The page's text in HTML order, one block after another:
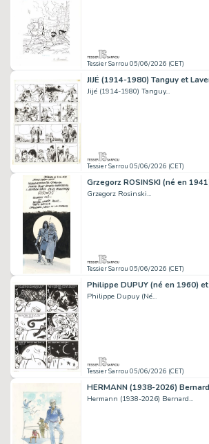
Tessier Sarrou 05/06/2026 (CET)
Jijé (1914-1980) Tanguy...
Tessier Sarrou 05/06/2026 (CET)
Grzegorz Rosinski...
Tessier Sarrou 05/06/2026 (CET)
Philippe Dupuy (Né...
Tessier Sarrou 05/06/2026 (CET)
Hermann (1938-2026) Bernard...